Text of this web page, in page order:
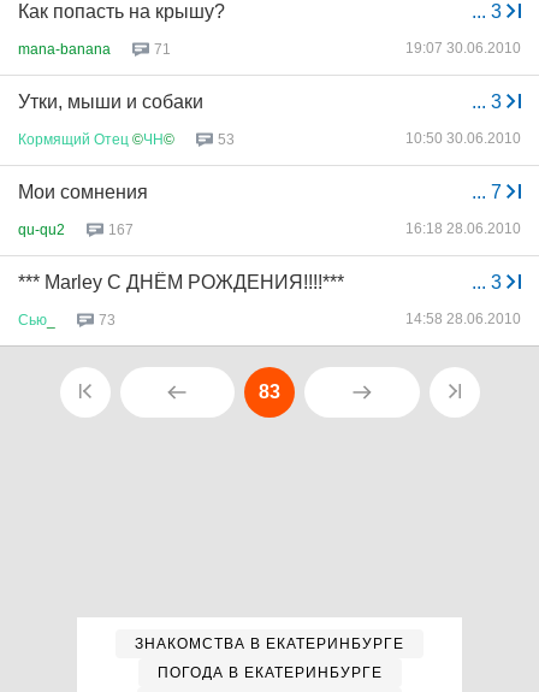
... 3
Как попасть на крышу?
mana-banana 71 19:07 30.06.2010
... 3
Утки, мыши и собаки
Кормящий Отец ©ЧН© 53 10:50 30.06.2010
... 7
Мои сомнения
qu-qu2 167 16:18 28.06.2010
... 3
*** Marley С ДНЁМ РОЖДЕНИЯ!!!!***
Сью 73 14:58 28.06.2010
83
ЗНАКОМСТВА В ЕКАТЕРИНБУРГЕ
ПОГОДА В ЕКАТЕРИНБУРГЕ